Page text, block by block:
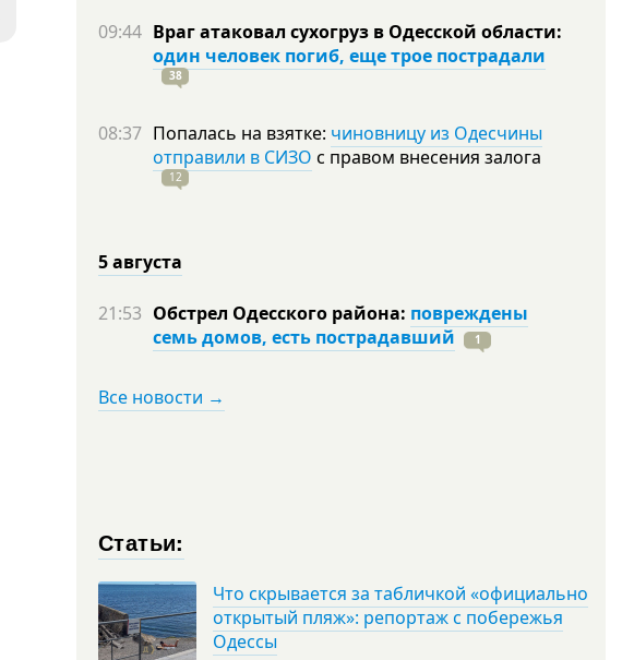
09:44 Враг атаковал сухогруз в Одесской области:
один человек погиб, еще трое пострадали
38
08:37 Попалась на взятке: чиновницу из Одесчины
отправили в СИЗО с правом внесения залога
12
5 августа
21:53 Обстрел Одесского района: повреждены
семь домов, есть пострадавший
1
Все новости →
Статьи:
Что скрывается за табличкой «официально
открытый пляж»: репортаж с побережья
Одессы